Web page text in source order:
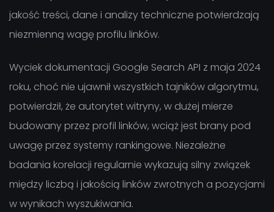
jakość treści, dane i analizy techniczne potwierdzają
niezmienną wagę profilu linków.
Wyciek dokumentacji Google Search API z maja 2024
roku, choć nie ujawnił wszystkich tajników algorytmu,
potwierdził, że autorytet witryny, w dużej mierze
budowany przez profil linków, wciąż jest brany pod
uwagę przez systemy rankingowe. Niezależne
badania korelacji regularnie wykazują silny związek
między liczbą i jakością linków zwrotnych a pozycjami
w wynikach wyszukiwania.